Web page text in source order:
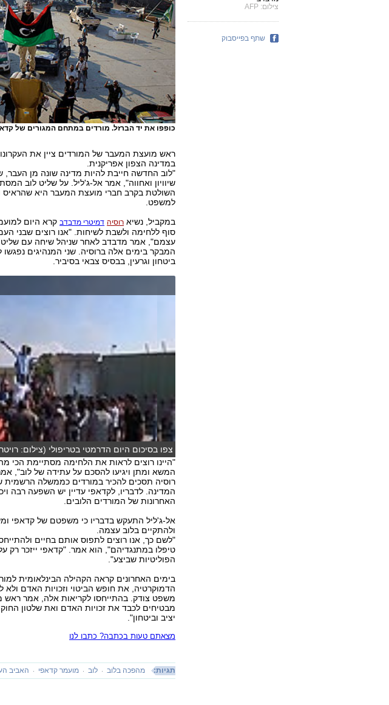
כופפו את יד הברזל. מורדים במתחם המגורים של
ראש מועצת המעבר של המורדים ציין את
במדינה הצפון אפריקנית.
"לוב החדשה חייבת להיות מדינה שונה מן
שיוויון ואחווה", אמר אל-ג'ליל. על שליט לוב
השולטת בקרב חברי מועצת המעבר היא שהראיס
למשפט.
במקביל, נשיא רוסיה דמיטרי מדבדבקרא היום
סוף ללחימה ולשבת לשיחות. "אנו רוצים שבני העם
עצמם", אמר מדבדב לאחר שניהל שיחה עם שליט
המבקר בימים אלה ברוסיה. שני המנהיגים
ביטחון וגרעין, בבסיס צבאי בסיביר.
צפו בסיכום היום הדרמטי בטריפולי (צילום:
"היינו רוצים לראות את הלחימה מסתיימת הכי
המשא ומתן ויגיעו להסכם על עתידה של לוב",
רוסיה תסכים להכיר במורדים כממשלה הרשמית
המדינה. לדבריו, לקדאפי עדיין יש השפעה רבה
האחרונות של המורדים הלובים.
אל-ג'ליל התעקש בדבריו כי משפטם של קדאפי
ולהתקיים בלוב עצמה.
"לשם כך, אנו רוצים לתפוס אותם בחיים
טיפלו במתנגדיהם", הוא אמר. "קדאפי ייזכר רק
הפוליטיות שביצע".
בימים האחרונים קראה הקהילה הבינלאומית
הדמוקרטיה, את חופש הביטוי וזכויות האדם
משפט צודק. בהתייחסו לקריאות אלה, אמר ראש
מבטיחים לכבד את זכויות האדם ואת שלטון
יציב וביטחון".
מצאתם טעות בכתבה? כתבו לנו
תגיות: מהפכה בלוב לוב מועמר קדאפי האביב
צילום: AFP
שתף בפייסבוק